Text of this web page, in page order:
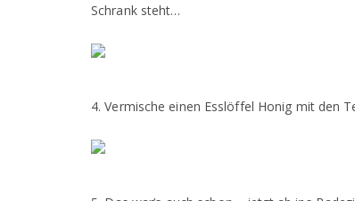
Schrank steht…
4. Vermische einen Esslöffel Honig mit den